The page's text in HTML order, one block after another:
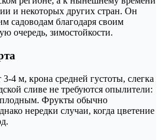
и некоторых других стран. Он
садоводам благодаря своим
очередь, зимостойкости.
3-4 м, крона средней густоты, слегка
сливе не требуются опылители:
Фрукты обычно
нередки случаи, когда цветение